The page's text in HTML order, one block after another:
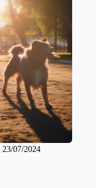
23/07/2024